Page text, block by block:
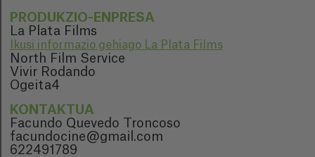
PRODUKZIO-ENPRESA
La Plata Films
Ikusi informazio gehiago La Plata Films
North Film Service
Vivir Rodando
Ogeita4
KONTAKTUA
Facundo Quevedo Troncoso
facundocine@gmail.com
622491789